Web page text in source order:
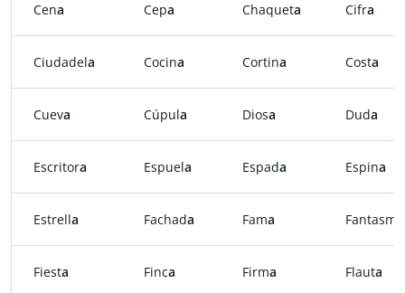
Cena Cepa Chaqueta Cifra
Ciudadela Cocina Cortina Costa
Cueva Cúpula Diosa Duda
Escritora Espuela Espada Espina
Estrella Fachada Fama Fantasm
Fiesta Finca Firma Flauta